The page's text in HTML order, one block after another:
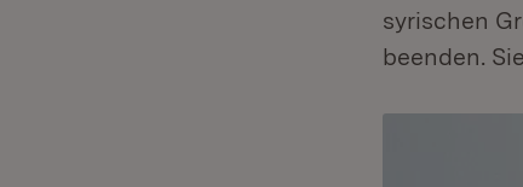
syrischen
beenden.